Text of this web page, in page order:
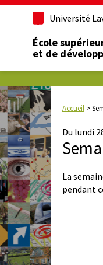
Université
École
et de
Accueil >
Du lundi
La
pendant